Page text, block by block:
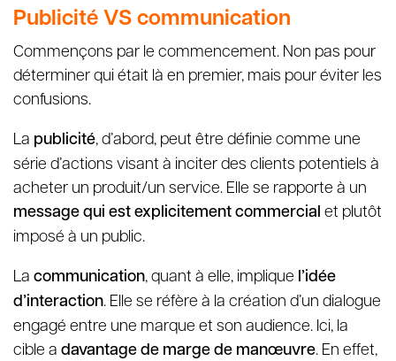
Publicité VS communication
Commençons par le commencement. Non pas pour
déterminer qui était là en premier, mais pour éviter les
confusions.
La publicité, d’abord, peut être définie comme une
série d’actions visant à inciter des clients potentiels à
acheter un produit/un service. Elle se rapporte à un
message qui estexplicitement commercial et plutôt
imposé à un public.
La communication, quant à elle, implique l’idée
d’interaction. Elle se réfère à la création d’un dialogue
engagé entre une marque et son audience. Ici, la
cible a davantage de marge de manœuvre. En effet,